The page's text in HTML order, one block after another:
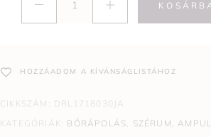
HOZZÁADOM A KÍVÁNSÁGLISTÁHOZ
CIKKSZÁM: DRL1718030JA
KATEGÓRIÁK: BŐRÁPOLÁS, SZÉRUM,